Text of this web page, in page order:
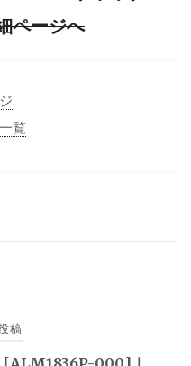
ページへ
覧
稿